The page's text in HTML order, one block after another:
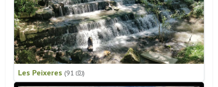
Les Peixeres (91 )